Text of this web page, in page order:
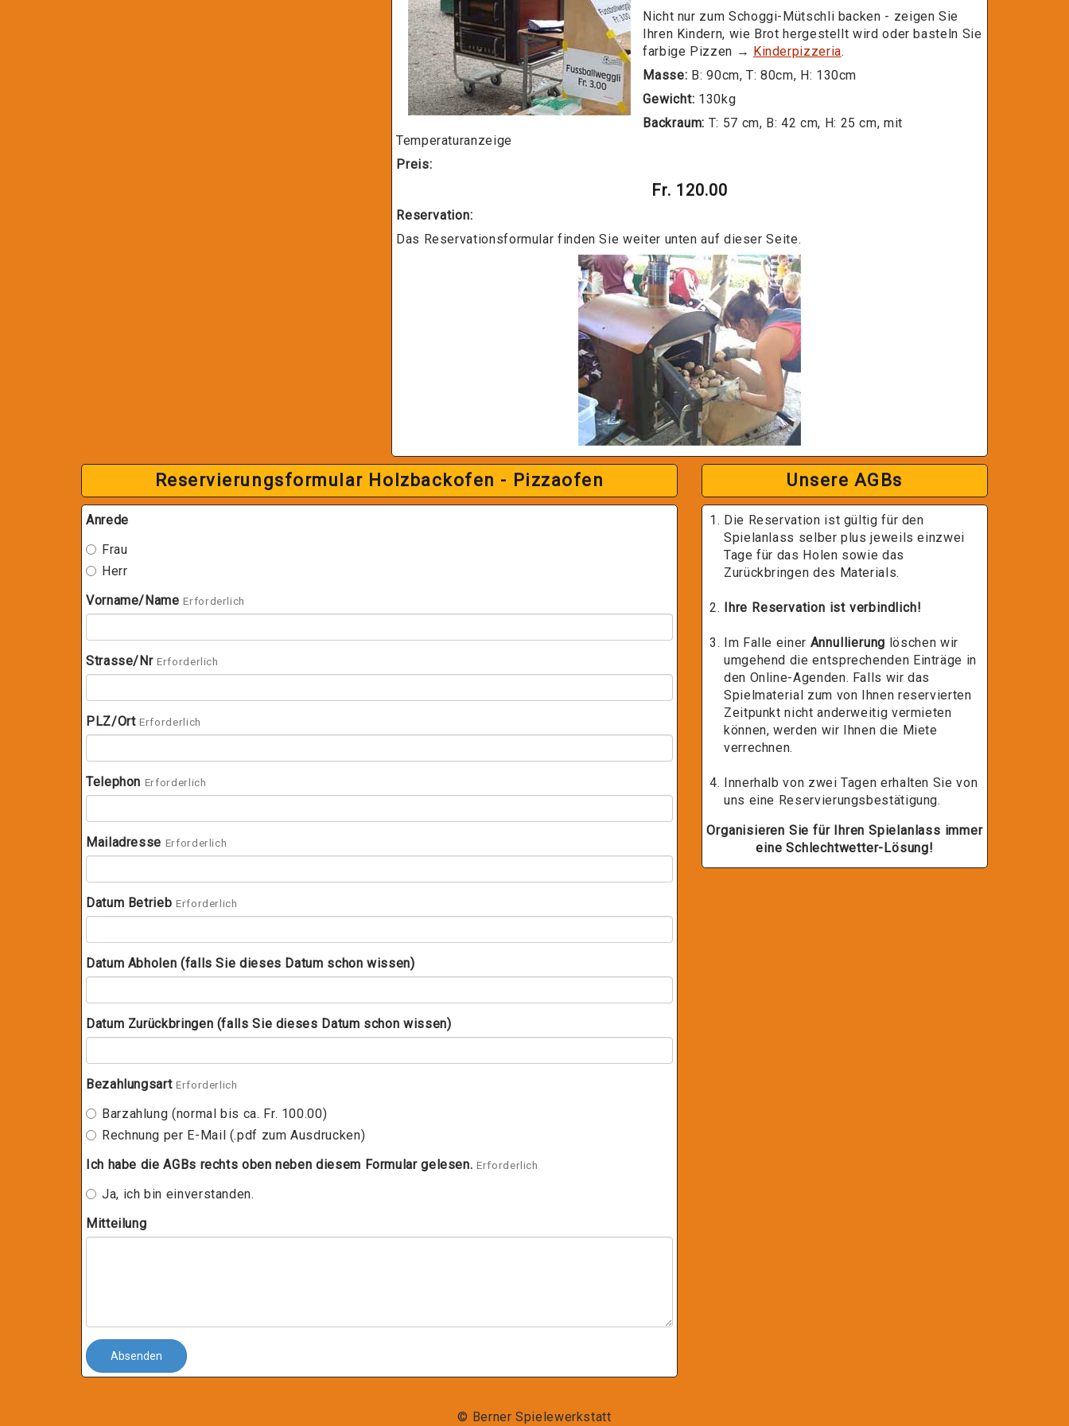
Nicht nur zum Schoggi-Mütschli backen - zeigen Sie
Ihren Kindern, wie Brot hergestellt wird oder basteln Sie
farbige Pizzen → Kinderpizzeria.
Masse: B: 90cm, T: 80cm, H: 130cm
Gewicht: 130kg
Backraum: T: 57 cm, B: 42 cm, H: 25 cm, mit
Temperaturanzeige
Preis:
Fr. 120.00
Reservation:
Das Reservationsformular finden Sie weiter unten auf dieser Seite.​​​​​​
Reservierungsformular Holzbackofen - Pizzaofen
Anrede
Frau
Herr
Vorname/Name Erforderlich
Strasse/Nr Erforderlich
PLZ/Ort Erforderlich
Telephon Erforderlich
Mailadresse Erforderlich
Datum Betrieb Erforderlich
Datum Abholen (falls Sie dieses Datum schon wissen)
Datum Zurückbringen (falls Sie dieses Datum schon wissen)
Bezahlungsart Erforderlich
Barzahlung (normal bis ca. Fr. 100.00)
Rechnung per E-Mail (.pdf zum Ausdrucken)
Ich habe die AGBs rechts oben neben diesem Formular gelesen. Erforderlich
Ja, ich bin einverstanden.
Mitteilung
Absenden
Unsere AGBs
Die Reservation ist gültig für den
Spielanlass selber plus jeweils einzwei
Tage für das Holen sowie das
Zurückbringen des Materials.
Ihre Reservation ist verbindlich!
Im Falle einer Annullierung löschen wir
umgehend die entsprechenden Einträge in
den Online-Agenden. Falls wir das
Spielmaterial zum von Ihnen reservierten
Zeitpunkt nicht anderweitig vermieten
können, werden wir Ihnen die Miete
verrechnen.
Innerhalb von zwei Tagen erhalten Sie von
uns eine Reservierungsbestätigung.
Organisieren Sie für Ihren Spielanlass immer
eine Schlechtwetter-Lösung!
© Berner Spielewerkstatt